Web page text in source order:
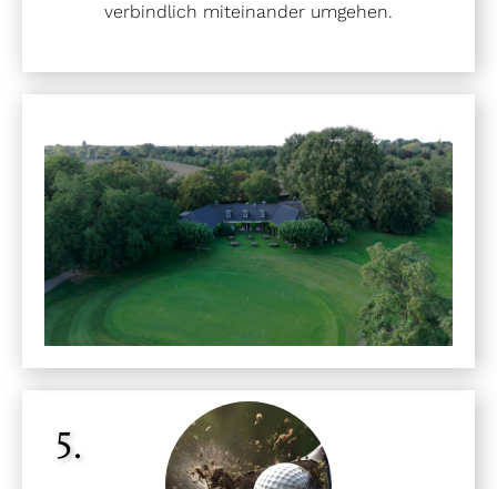
verbindlich miteinander umgehen.
5.